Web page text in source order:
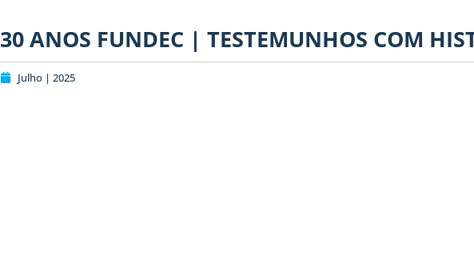
30 ANOS FUNDEC | TESTEMUNHOS COM
Julho | 2025